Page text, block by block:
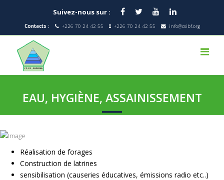
Suivez-nous sur :
Contacts : +226 70 24 42 55 +226 70 24 42 55 info@csibf.org
EAU, HYGIÈNE, ASSAINISSEMENT
Réalisation de forages
Construction de latrines
sensibilisation (causeries éducatives, émissions radio etc..)